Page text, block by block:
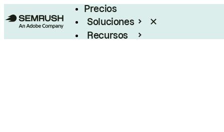
Precios
Soluciones
Recursos